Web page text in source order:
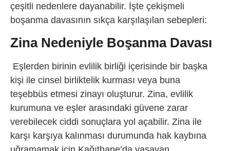
çeşitli nedenlere dayanabilir. İşte çekişmeli
boşanma davasının sıkça karşılaşılan sebepleri:
Zina Nedeniyle Boşanma Davası
Eşlerden birinin evlilik birliği içerisinde bir başka
kişi ile cinsel birliktelik kurması veya buna
teşebbüs etmesi zinayı oluşturur. Zina, evlilik
kurumuna ve eşler arasındaki güvene zarar
verebilecek ciddi sonuçlara yol açabilir. Zina ile
karşı karşıya kalınması durumunda hak kaybına